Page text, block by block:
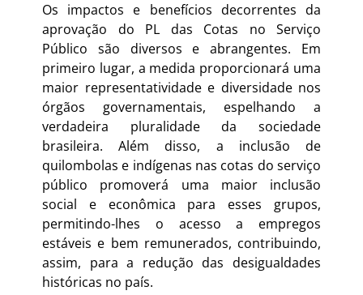
Os impactos e benefícios decorrentes da
aprovação do PL das Cotas no Serviço
Público são diversos e abrangentes. Em
primeiro lugar, a medida proporcionará uma
maior representatividade e diversidade nos
órgãos governamentais, espelhando a
verdadeira pluralidade da sociedade
brasileira. Além disso, a inclusão de
quilombolas e indígenas nas cotas do serviço
público promoverá uma maior inclusão
social e econômica para esses grupos,
permitindo-lhes o acesso a empregos
estáveis e bem remunerados, contribuindo,
assim, para a redução das desigualdades
históricas no país.